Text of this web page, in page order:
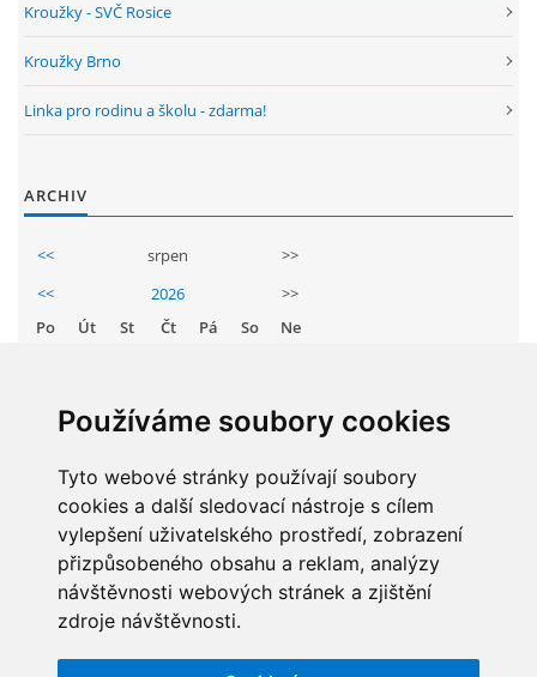
Používáme soubory cookies
Tyto webové stránky používají soubory
cookies a další sledovací nástroje s cílem
vylepšení uživatelského prostředí, zobrazení
přizpůsobeného obsahu a reklam, analýzy
návštěvnosti webových stránek a zjištění
zdroje návštěvnosti.
KROUŽKY
NEPOTŘEBNÝ MAJETEK
NAUČNÁ STEZKA ZBRASLAV
Kroužky - SVČ Rosice
Kroužky Brno
Linka pro rodinu a školu - zdarma!
ARCHIV
<< srpen
>>
<<
2026
>>
Po
Út St Čt Pá So
Ne
11 12 13 14 15
16
18 19 20 21 22
23
25 26 27 28 29
30
STATISTIKY